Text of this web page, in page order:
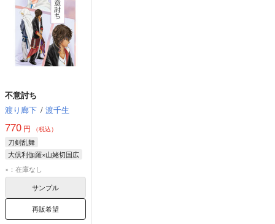
不意討ち
渡り廊下 / 渡千生
770 円 （税込）
刀剣乱舞
大倶利伽羅×山姥切国広
大倶利伽羅
山姥切国広
×：在庫なし
サンプル
再販希望